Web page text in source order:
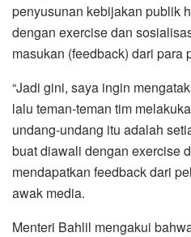
penyusunan kebijakan publik
dengan exercise dan
masukan (feedback) dari para
“Jadi gini, saya ingin
lalu teman-teman tim
undang-undang itu adalah
buat diawali dengan exercise
mendapatkan feedback dari
awak media.
Menteri Bahlil mengakui